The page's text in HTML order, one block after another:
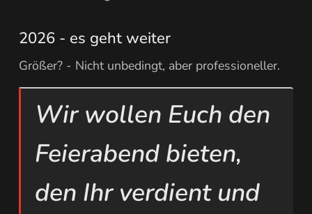
2026 - es geht weiter
Größer? - Nicht unbedingt, aber professioneller.
Wir wollen Euch den
Feierabend bieten,
den Ihr verdient und